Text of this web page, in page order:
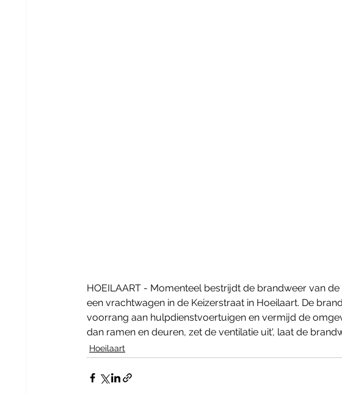
HOEILAART - Momenteel bestrijdt de brandweer van
een vrachtwagen in de Keizerstraat in Hoeilaart. De
voorrang aan hulpdienstvoertuigen en vermijd de
dan ramen en deuren, zet de ventilatie uit', laat de
Hoeilaart